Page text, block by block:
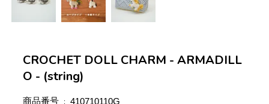
CROCHET DOLL CHARM - ARMADILL
O - (string)
商品番号 410710110G